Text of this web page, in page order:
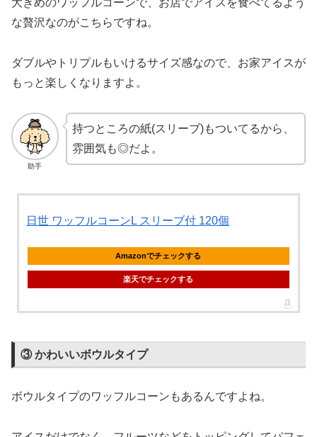
な贅沢なのがこちらですね。
ダブルやトリプルもいけるサイズ感なので、お家アイスが
もっと楽しくなりますよ。
助手
持つところの紙(スリーブ)もついてるから、
雰囲気も◎だよ。
日世 ワッフルコーンL スリーブ付 120個
Amazonでチェックする
楽天でチェックする
③ かわいいボウルタイプ
ボウルタイプのワッフルコーンもあるんですよね。